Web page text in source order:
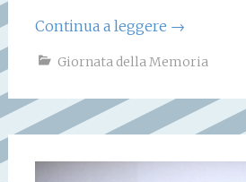
Continua a leggere →
Giornata della Memoria